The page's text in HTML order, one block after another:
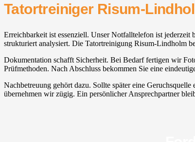
Tatortreiniger Risum-
Erreichbarkeit ist essenziell. Unser Notfalltelefon ist
strukturiert analysiert. Die Tatortreinigung Risum-Lindholm
Dokumentation schafft Sicherheit. Bei Bedarf fertigen wir
Prüfmethoden. Nach Abschluss bekommen Sie eine
Nachbetreuung gehört dazu. Sollte später eine
übernehmen wir zügig. Ein persönlicher Ansprechpartner